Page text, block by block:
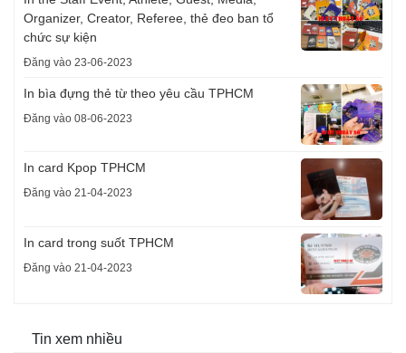
Organizer, Creator, Referee, thẻ đeo ban tổ
chức sự kiện
Đăng vào 23-06-2023
In bìa đựng thẻ từ theo yêu cầu TPHCM
Đăng vào 08-06-2023
In card Kpop TPHCM
Đăng vào 21-04-2023
In card trong suốt TPHCM
Đăng vào 21-04-2023
Tin xem nhiều